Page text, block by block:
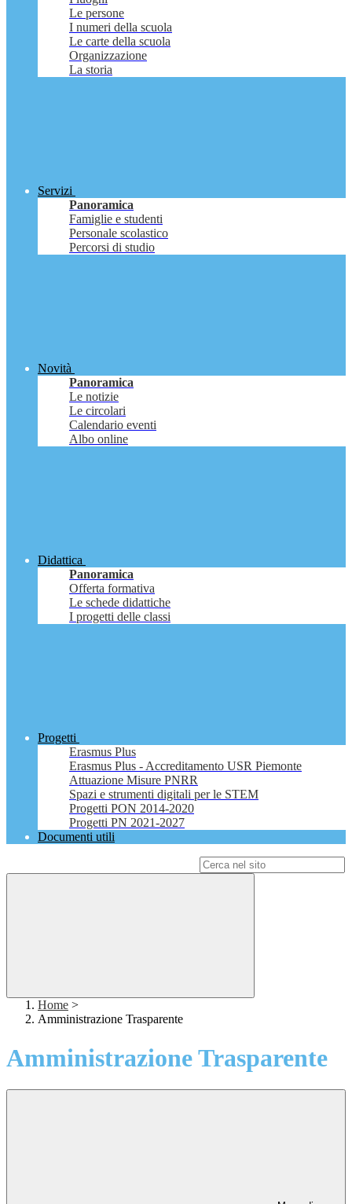
Le persone
I numeri della scuola
Le carte della scuola
Organizzazione
La storia
Servizi
Panoramica
Famiglie e studenti
Personale scolastico
Percorsi di studio
Novità
Panoramica
Le notizie
Le circolari
Calendario eventi
Albo online
Didattica
Panoramica
Offerta formativa
Le schede didattiche
I progetti delle classi
Progetti
Erasmus Plus
Erasmus Plus - Accreditamento USR Piemonte
Attuazione Misure PNRR
Spazi e strumenti digitali per le STEM
Progetti PON 2014-2020
Progetti PN 2021-2027
Documenti utili
Home >
Amministrazione Trasparente
Amministrazione Trasparente